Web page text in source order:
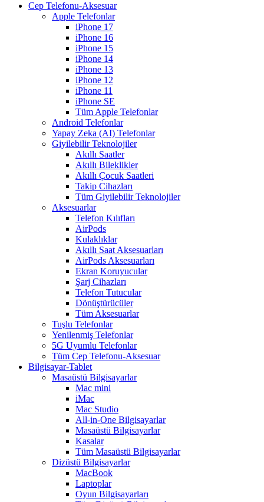
Cep Telefonu-Aksesuar
Apple Telefonlar
iPhone 17
iPhone 16
iPhone 15
iPhone 14
iPhone 13
iPhone 12
iPhone 11
iPhone SE
Tüm Apple Telefonlar
Android Telefonlar
Yapay Zeka (AI) Telefonlar
Giyilebilir Teknolojiler
Akıllı Saatler
Akıllı Bileklikler
Akıllı Çocuk Saatleri
Takip Cihazları
Tüm Giyilebilir Teknolojiler
Aksesuarlar
Telefon Kılıfları
AirPods
Kulaklıklar
Akıllı Saat Aksesuarları
AirPods Aksesuarları
Ekran Koruyucular
Şarj Cihazları
Telefon Tutucular
Dönüştürücüler
Tüm Aksesuarlar
Tuşlu Telefonlar
Yenilenmiş Telefonlar
5G Uyumlu Telefonlar
Tüm Cep Telefonu-Aksesuar
Bilgisayar-Tablet
Masaüstü Bilgisayarlar
Mac mini
iMac
Mac Studio
All-in-One Bilgisayarlar
Masaüstü Bilgisayarlar
Kasalar
Tüm Masaüstü Bilgisayarlar
Dizüstü Bilgisayarlar
MacBook
Laptoplar
Oyun Bilgisayarları